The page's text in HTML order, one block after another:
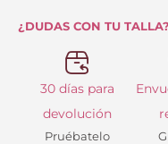
¿DUDAS CON TU TALLA?
30 días para
devolución
Pruébatelo